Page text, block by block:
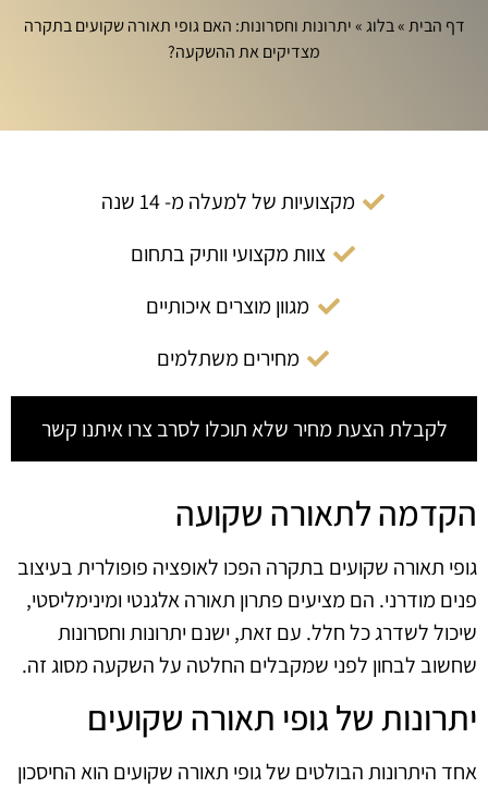
דף הבית»בלוג»יתרונות וחסרונות: האם גופי תאורה שקועים בתקרה
מצדיקים את ההשקעה?
מקצועיות של למעלה מ- 14 שנה
צוות מקצועי וותיק בתחום
מגוון מוצרים איכותיים
מחירים משתלמים
לקבלת הצעת מחיר שלא תוכלו לסרב צרו איתנו קשר
הקדמה לתאורה שקועה
גופי תאורה שקועים בתקרה הפכו לאופציה פופולרית בעיצוב
פנים מודרני. הם מציעים פתרון תאורה אלגנטי ומינימליסטי,
שיכול לשדרג כל חלל. עם זאת, ישנם יתרונות וחסרונות
שחשוב לבחון לפני שמקבלים החלטה על השקעה מסוג זה.
יתרונות של גופי תאורה שקועים
אחד היתרונות הבולטים של גופי תאורה שקועים הוא החיסכון